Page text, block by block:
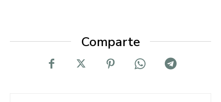
Comparte